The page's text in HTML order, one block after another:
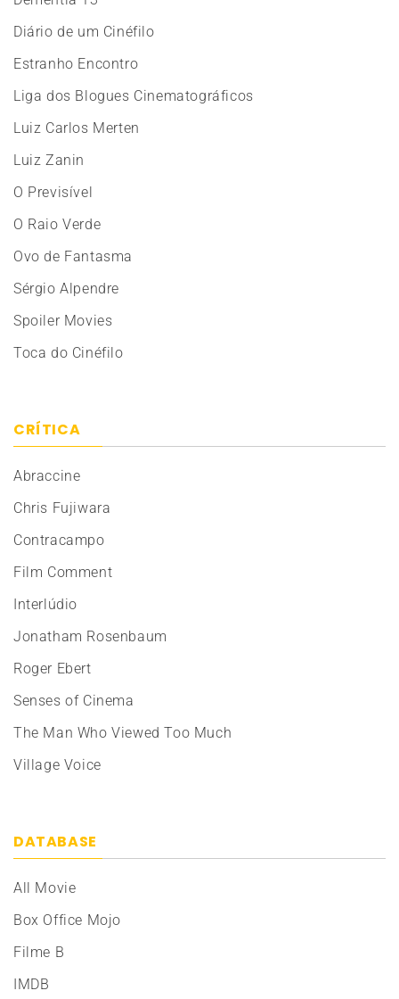
Diário de um Cinéfilo
Estranho Encontro
Liga dos Blogues Cinematográficos
Luiz Carlos Merten
Luiz Zanin
O Previsível
O Raio Verde
Ovo de Fantasma
Sérgio Alpendre
Spoiler Movies
Toca do Cinéfilo
CRÍTICA
Abraccine
Chris Fujiwara
Contracampo
Film Comment
Interlúdio
Jonatham Rosenbaum
Roger Ebert
Senses of Cinema
The Man Who Viewed Too Much
Village Voice
DATABASE
All Movie
Box Office Mojo
Filme B
IMDB